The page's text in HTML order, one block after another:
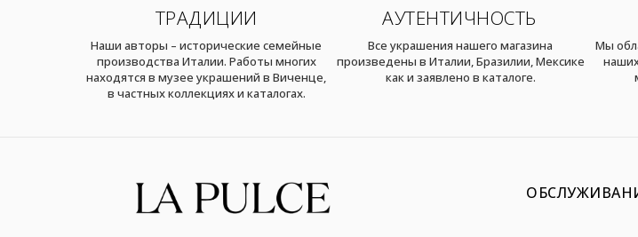
ТРАДИЦИИ
Наши авторы – исторические семейные
производства Италии. Работы многих
находятся в музее украшений в Виченце,
в частных коллекциях и каталогах.
АУТЕНТИЧНОСТЬ
Все украшения нашего магазина
произведены в Италии, Бразилии, Мексике
как и заявлено в каталоге.
Мы